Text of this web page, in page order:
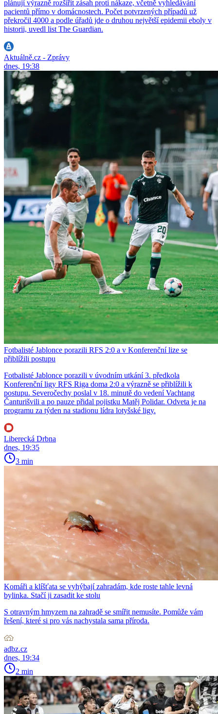
plánují výrazně rozšířit zásah proti nákaze, včetně vyhledávání
pacientů přímo v domácnostech. Počet potvrzených případů už
překročil 4000 a podle úřadů jde o druhou největší epidemii eboly v
historii, uvedl list The Guardian.
Aktuálně.cz - Zprávy
dnes, 19:38
Fotbalisté Jablonce porazili RFS 2:0 a v Konferenční lize se
přiblížili postupu
Fotbalisté Jablonce porazili v úvodním utkání 3. předkola
Konferenční ligy RFS Riga doma 2:0 a výrazně se přiblížili k
postupu. Severočechy poslal v 18. minutě do vedení Vachtang
Čanturišvili a po pauze přidal pojistku Matěj Polidar. Odveta je na
programu za týden na stadionu lídra lotyšské ligy.
Liberecká Drbna
dnes, 19:35
3 min
Komáři a klíšťata se vyhýbají zahradám, kde roste tahle levná
bylinka. Stačí ji zasadit ke stolu
S otravným hmyzem na zahradě se smířit nemusíte. Pomůže vám
řešení, které si pro vás nachystala sama příroda.
adbz.cz
dnes, 19:34
2 min